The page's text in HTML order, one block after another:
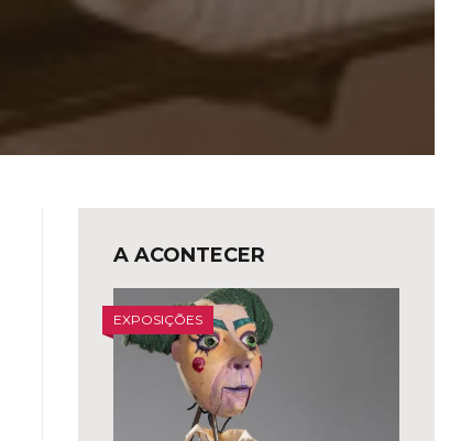
A ACONTECER
EXPOSIÇÕES